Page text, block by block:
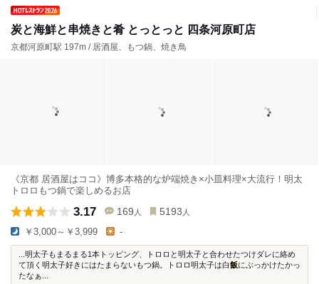
炭と海鮮と串焼きと肴 とっとっと 四条河原町店
京都河原町駅 197m / 居酒屋、もつ鍋、焼き鳥
《京都 居酒屋はココ》博多本格的な炉端焼き×小皿料理×大流行！明太
トロロもつ鍋で楽しめるお店
3.17 169 人 5193 人
￥3,000～￥3,999 -
...明太子もまるまる1本トッピング、トロロと明太子と合わせたつけダレに絡め
て頂く明太子好きにはたまらないもつ鍋。トロロ明太子は白飯にぶっかけたかっ
たなぁ...